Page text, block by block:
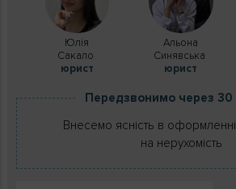
Юлія
Сакало
юрист
Альона
Синявська
юрист
Передзвонимо через 30
Внесемо ясність в оформленні
на нерухомість